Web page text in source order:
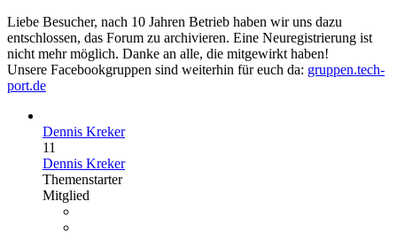
Liebe Besucher, nach 10 Jahren Betrieb haben wir uns dazu
entschlossen, das Forum zu archivieren. Eine Neuregistrierung ist
nicht mehr möglich. Danke an alle, die mitgewirkt haben!
Unsere Facebookgruppen sind weiterhin für euch da: gruppen.tech-
port.de
Dennis Kreker
11
Dennis Kreker
Themenstarter
Mitglied